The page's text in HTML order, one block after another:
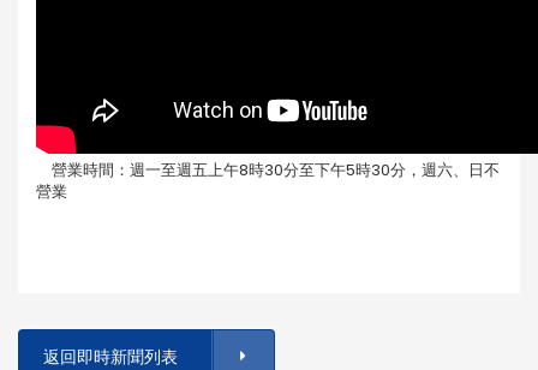
營業時間：週一至週五上午8時30分至下午5時30分，週六、日不
營業
返回即時新聞列表